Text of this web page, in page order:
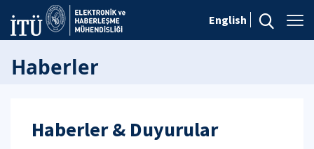
English
Haberler
Haberler & Duyurular